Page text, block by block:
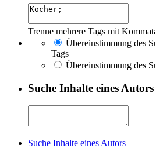
Trenne mehrere Tags mit
Übereinstimmung des
Tags
Übereinstimmung des
Suche Inhalte eines Autors
Suche Inhalte eines Autors